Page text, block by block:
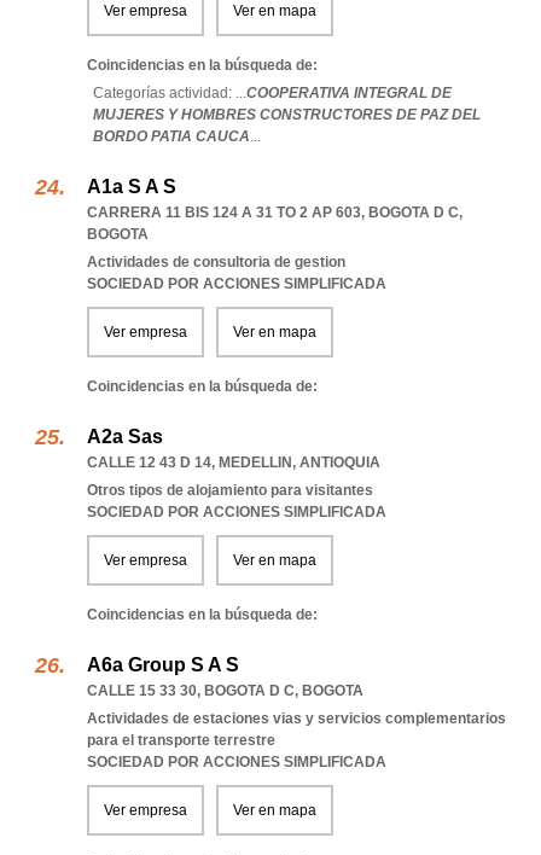
Ver empresa Ver en mapa
Coincidencias en la búsqueda de:
Categorías actividad: ...COOPERATIVA INTEGRAL DE
MUJERES Y HOMBRES CONSTRUCTORES DE PAZ DEL
BORDO PATIA CAUCA...
A1a S A S
CARRERA 11 BIS 124 A 31 TO 2 AP 603, BOGOTA D C,
BOGOTA
Actividades de consultoria de gestion
SOCIEDAD POR ACCIONES SIMPLIFICADA
Ver empresa Ver en mapa
Coincidencias en la búsqueda de:
A2a Sas
CALLE 12 43 D 14, MEDELLIN, ANTIOQUIA
Otros tipos de alojamiento para visitantes
SOCIEDAD POR ACCIONES SIMPLIFICADA
Ver empresa Ver en mapa
Coincidencias en la búsqueda de:
A6a Group S A S
CALLE 15 33 30, BOGOTA D C, BOGOTA
Actividades de estaciones vias y servicios complementarios
para el transporte terrestre
SOCIEDAD POR ACCIONES SIMPLIFICADA
Ver empresa Ver en mapa